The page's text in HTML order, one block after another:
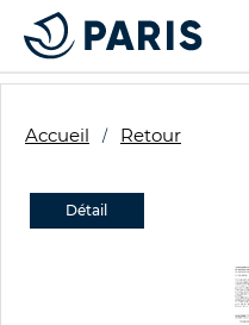
Accueil Retour
Détail